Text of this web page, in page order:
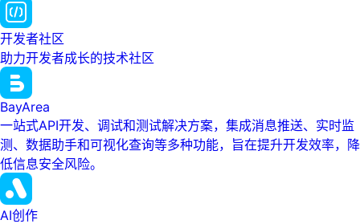
开发者社区
助力开发者成长的技术社区
BayArea
一站式API开发、调试和测试解决方案，集成消息推送、实时监
测、数据助手和可视化查询等多种功能，旨在提升开发效率，降
低信息安全风险。
AI创作